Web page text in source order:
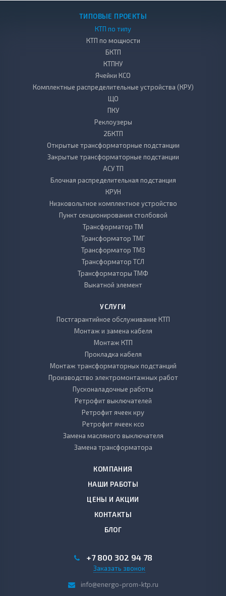
ТИПОВЫЕ ПРОЕКТЫ
КТП по типу
КТП по мощности
БКТП
КТПНУ
Ячейки КСО
Комплектные распределительные устройства (КРУ)
ЩО
ПКУ
Реклоузеры
2БКТП
Открытые трансформаторные подстанции
Закрытые трансформаторные подстанции
АСУ ТП
Блочная распределительная подстанция
КРУН
Низковольтное комплектное устройство
Пункт секционирования столбовой
Трансформатор ТМ
Трансформатор ТМГ
Трансформатор ТМЗ
Трансформатор ТСЛ
Трансформаторы ТМФ
Выкатной элемент
УСЛУГИ
Постгарантийное обслуживание КТП
Монтаж и замена кабеля
Монтаж КТП
Прокладка кабеля
Монтаж трансформаторных подстанций
Производство электромонтажных работ
Пусконаладочные работы
Ретрофит выключателей
Ретрофит ячеек кру
Ретрофит ячеек ксо
Замена масляного выключателя
Замена трансформатора
КОМПАНИЯ
НАШИ РАБОТЫ
ЦЕНЫ И АКЦИИ
КОНТАКТЫ
БЛОГ
+7 800 302 94 78
Заказать звонок
info@energo-prom-ktp.ru